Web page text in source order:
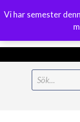
Vi har semester
Meny